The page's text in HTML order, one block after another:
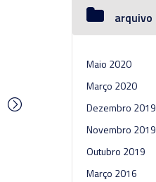
arquivo
Maio 2020
Março 2020
Dezembro 2019
Novembro 2019
Outubro 2019
Março 2016